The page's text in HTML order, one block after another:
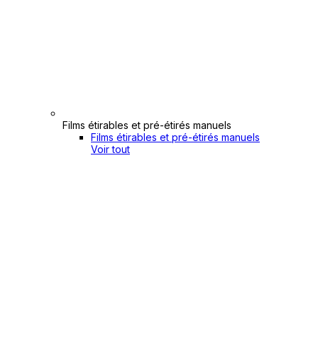
Films étirables et pré-étirés manuels
Films étirables et pré-étirés manuels
Voir tout